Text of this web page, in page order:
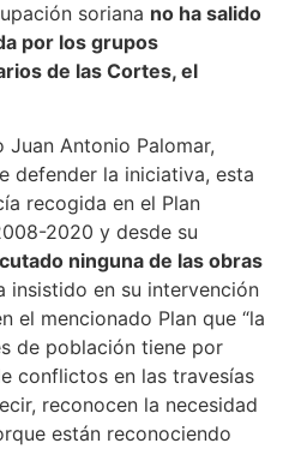
soriana no ha salido
por los grupos
de las Cortes, el
Antonio Palomar,
defender la iniciativa, esta
recogida en el Plan
2020 y desde su
ninguna de las obras
insistido en su intervención
el mencionado Plan que “la
de población tiene por
conflictos en las travesías
reconocen la necesidad
están reconociendo